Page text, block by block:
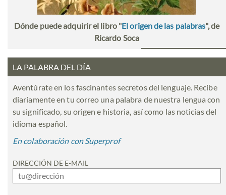
Dónde puede adquirir el libro "El origen de las palabras", de
Ricardo Soca
LA PALABRA DEL DÍA
Aventúrate en los fascinantes secretos del lenguaje. Recibe
diariamente en tu correo una palabra de nuestra lengua con
su significado, su origen e historia, así como las noticias del
idioma español.
En colaboración con Superprof
DIRECCIÓN DE E-MAIL